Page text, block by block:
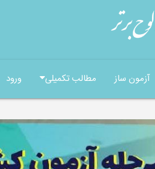
آزمون ساز مطالب تکمیلی ورود